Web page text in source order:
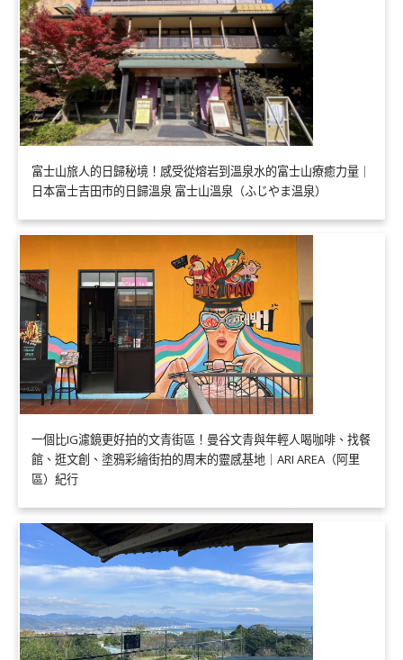
富士山旅人的日歸秘境！感受從熔岩到溫泉水的富士山療癒力量｜
日本富士吉田市的日歸溫泉 富士山溫泉（ふじやま温泉）
一個比IG濾鏡更好拍的文青街區！曼谷文青與年輕人喝咖啡、找餐
館、逛文創、塗鴉彩繪街拍的周末的靈感基地｜ARI AREA（阿里
區）紀行